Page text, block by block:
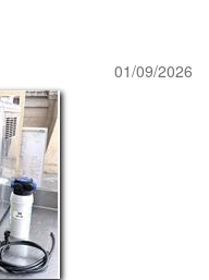
01/09/2026